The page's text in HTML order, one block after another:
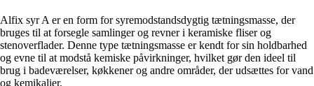
Alfix syr A er en form for syremodstandsdygtig tætningsmasse, der
bruges til at forsegle samlinger og revner i keramiske fliser og
stenoverflader. Denne type tætningsmasse er kendt for sin holdbarhed
og evne til at modstå kemiske påvirkninger, hvilket gør den ideel til
brug i badeværelser, køkkener og andre områder, der udsættes for vand
og kemikalier.